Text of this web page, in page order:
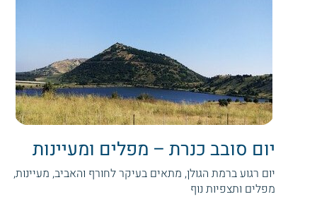
יום סובב כנרת – מפלים ומעיינות
יום רגוע ברמת הגולן, מתאים בעיקר לחורף והאביב, מעיינות,
מפלים ותצפיות נוף